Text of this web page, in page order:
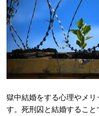
獄中結婚をする心理やメ
す。死刑囚と結婚すること